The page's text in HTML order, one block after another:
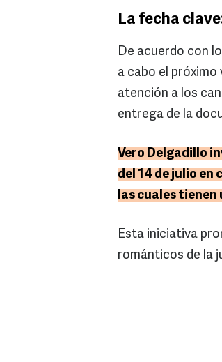
La fecha
De acuerdo con
a cabo el próximo
atención a los
entrega de la
Vero Delgadillo
del 14 de julio en
las cuales tienen
Esta iniciativa
románticos de la